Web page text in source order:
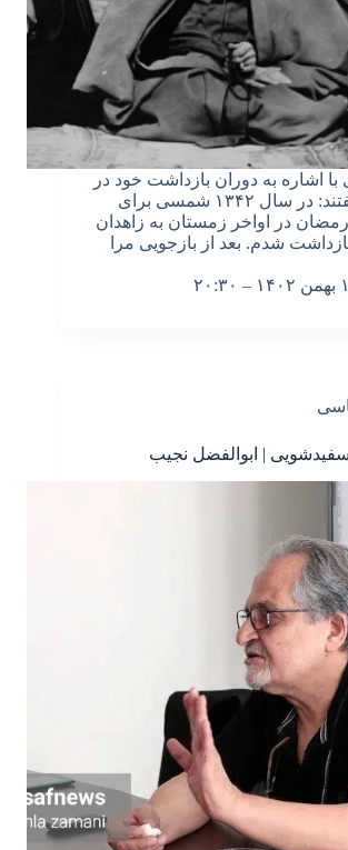
با اشاره به دوران بازداشت خود در
پیش از انقلاب گفتند: در سال ۱۳۴۲ شمسی برای
رمضان در اواخر زمستان به زاهدان
شدم. بعد از بازجویی مرا
سفیدشویی | ابوالفضل نجیب